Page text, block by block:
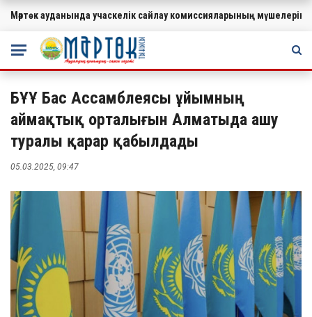
МАҢЫЗДЫ
Мәртөк ауданында учаскелік сайлау комиссияларының
БҰҰ Бас Ассамблеясы ұйымның
аймақтық орталығын Алматыда ашу
туралы қарар қабылдады
05.03.2025, 09:47